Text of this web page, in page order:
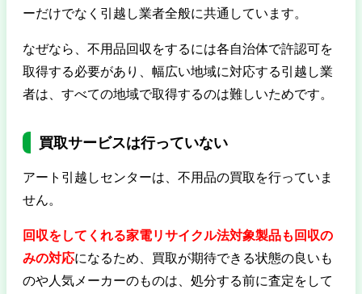
ーだけでなく引越し業者全般に共通しています。
なぜなら、不用品回収をするには各自治体で許認可を
取得する必要があり、幅広い地域に対応する引越し業
者は、すべての地域で取得するのは難しいためです。
買取サービスは行っていない
アート引越しセンターは、不用品の買取を行っていま
せん。
回収をしてくれる家電リサイクル法対象製品も回収の
みの対応になるため、買取が期待できる状態の良いも
のや人気メーカーのものは、処分する前に査定をして